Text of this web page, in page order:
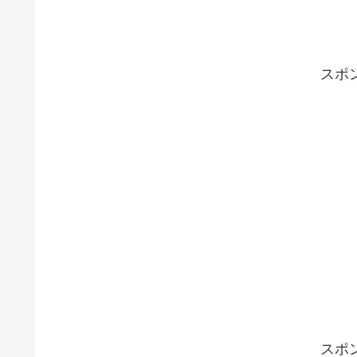
スポ
スポ